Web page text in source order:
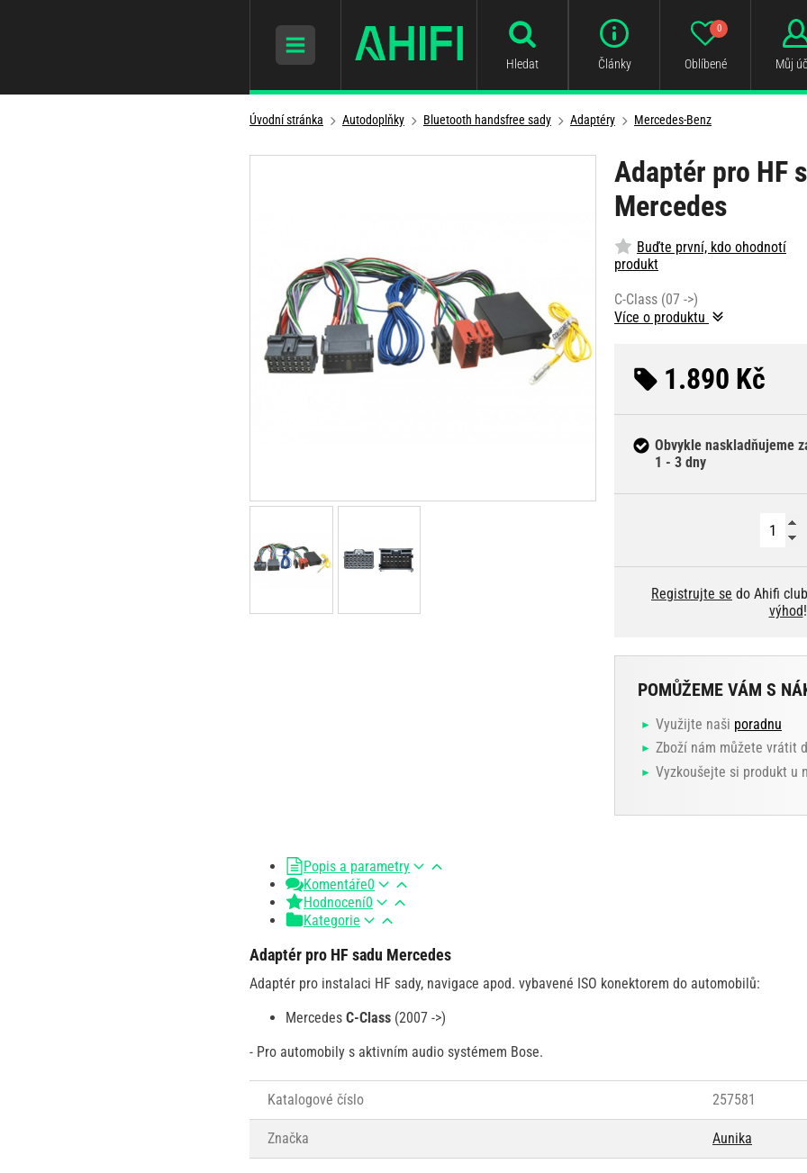
Hledat Články Oblíbené
0
Můj
Úvodní stránka Autodoplňky Bluetooth handsfree sady Adaptéry Mercedes-Benz
Adaptér pro HF
Mercedes
Buďte první, kdo ohodnotí
produkt
C-Class (07 ->)
Více o produktu
1.890 Kč
Obvykle naskladňujeme
1 - 3 dny
Registrujte se do Ahifi
výhod!
POMŮŽEME VÁM S
Využijte naši poradnu
Zboží nám můžete vrátit
Vyzkoušejte si produkt u
Popis a parametry
Komentáře0
Hodnocení0
Kategorie
Adaptér pro HF sadu Mercedes
Adaptér pro instalaci HF sady, navigace apod. vybavené ISO konektorem do automobilů:
Mercedes C-Class (2007 ->)
- Pro automobily s aktivním audio systémem Bose.
Katalogové číslo 257581
Značka Aunika